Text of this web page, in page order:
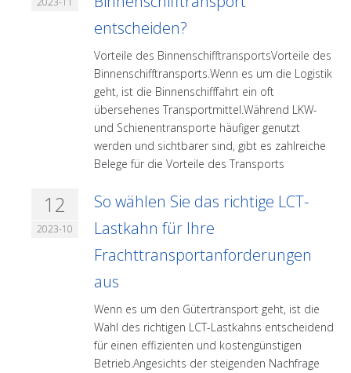
entscheiden?
Vorteile des BinnenschifftransportsVorteile des
Binnenschifftransports.Wenn es um die Logistik
geht, ist die Binnenschifffahrt ein oft
übersehenes Transportmittel.Während LKW-
und Schienentransporte häufiger genutzt
werden und sichtbarer sind, gibt es zahlreiche
Belege für die Vorteile des Transports
12
2023-10
So wählen Sie das richtige LCT-
Lastkahn für Ihre
Frachttransportanforderungen
aus
Wenn es um den Gütertransport geht, ist die
Wahl des richtigen LCT-Lastkahns entscheidend
für einen effizienten und kostengünstigen
Betrieb.Angesichts der steigenden Nachfrage